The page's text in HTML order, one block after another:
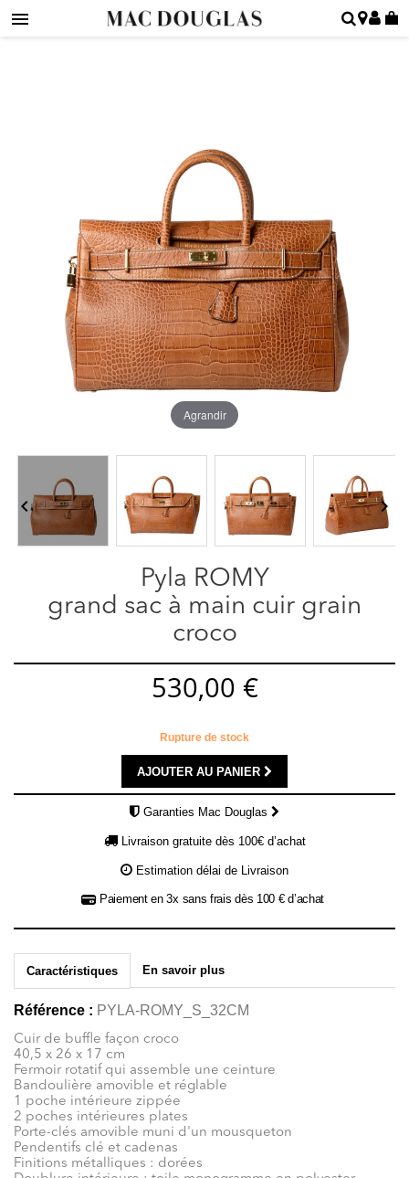
Agrandir
 
Pyla ROMY
grand sac à main cuir grain
croco
530,00 €
Rupture de stock
AJOUTER AU PANIER
Garanties Mac Douglas
Livraison gratuite dès 100€ d’achat
Estimation délai de Livraison
Paiement en 3x sans frais dès 100 € d’achat
Caractéristiques En savoir plus
Référence : PYLA-ROMY_S_32CM
Cuir de buffle façon croco
40,5 x 26 x 17 cm
Fermoir rotatif qui assemble une ceinture
Bandoulière amovible et réglable
1 poche intérieure zippée
2 poches intérieures plates
Porte-clés amovible muni d'un mousqueton
Pendentifs clé et cadenas
Finitions métalliques : dorées